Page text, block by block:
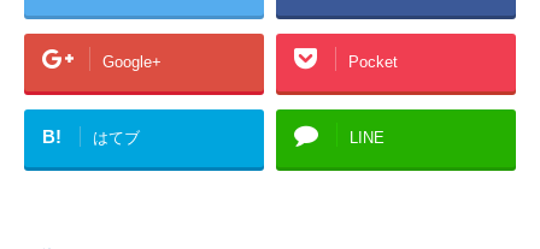
Google+ Pocket
B! はてブ LINE